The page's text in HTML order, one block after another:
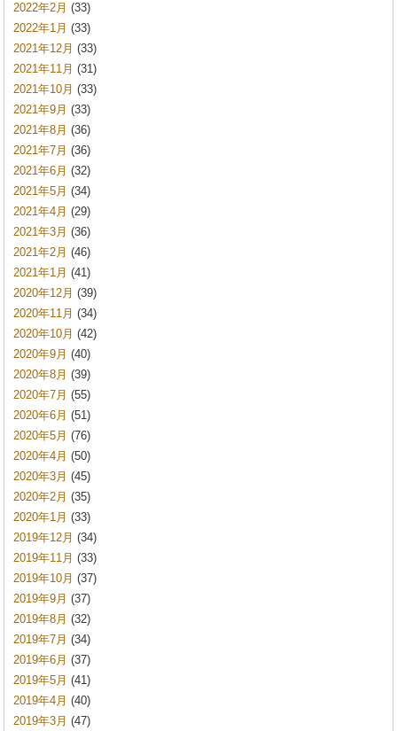
2022年2月 (33)
2022年1月 (33)
2021年12月 (33)
2021年11月 (31)
2021年10月 (33)
2021年9月 (33)
2021年8月 (36)
2021年7月 (36)
2021年6月 (32)
2021年5月 (34)
2021年4月 (29)
2021年3月 (36)
2021年2月 (46)
2021年1月 (41)
2020年12月 (39)
2020年11月 (34)
2020年10月 (42)
2020年9月 (40)
2020年8月 (39)
2020年7月 (55)
2020年6月 (51)
2020年5月 (76)
2020年4月 (50)
2020年3月 (45)
2020年2月 (35)
2020年1月 (33)
2019年12月 (34)
2019年11月 (33)
2019年10月 (37)
2019年9月 (37)
2019年8月 (32)
2019年7月 (34)
2019年6月 (37)
2019年5月 (41)
2019年4月 (40)
2019年3月 (47)